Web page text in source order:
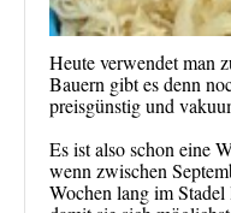
Heute verwendet man
Bauern gibt es denn
preisgünstig und
Es ist also schon eine
wenn zwischen
Wochen lang im